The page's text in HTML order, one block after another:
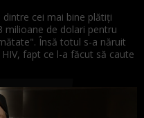
dintre cei mai bine plătiți
milioane de dolari pentru
". Însă totul s-a năruit
fapt ce l-a făcut să caute